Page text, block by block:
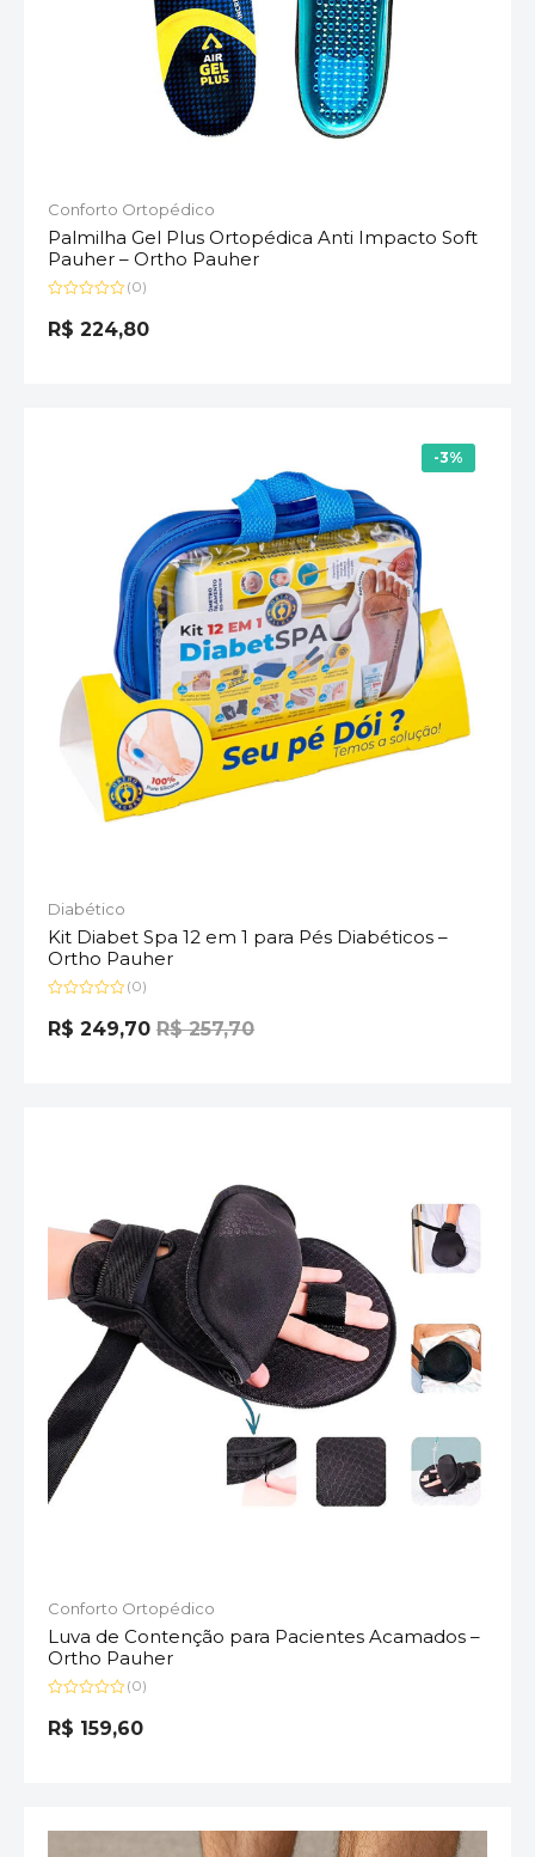
Conforto Ortopédico
Palmilha Gel Plus Ortopédica Anti Impacto Soft
Pauher – Ortho Pauher
0
de
(0)
R$ 224,80
-3%
Diabético
Kit Diabet Spa 12 em 1 para Pés Diabéticos –
Ortho Pauher
0
de
(0)
R$257,70
R$ 249,70
Conforto Ortopédico
Luva de Contenção para Pacientes Acamados –
Ortho Pauher
0
de
(0)
R$ 159,60